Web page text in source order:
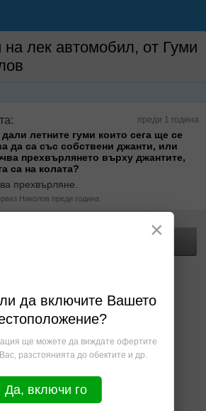
лек автомобил, от Гуми
преди 1 година
летните гуми които сега ще се
да са със собствени джанти, или
прехвърлянето върху джантите,
са на колата?
прехвърляне.
Николов преди година
×
да включите Вашето
ще можете да виждате офертите
разстоянията до обектите и др.
Да, включи го